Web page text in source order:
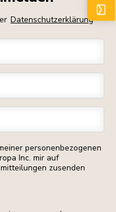
Datenschutzerklärung
personenbezogenen
Inc. mir auf
zusenden